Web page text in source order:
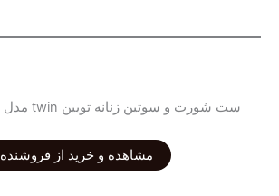
ست شورت و سوتین زنانه تویین twin مدل YALDA-06
مشاهده و خرید از فروشنده